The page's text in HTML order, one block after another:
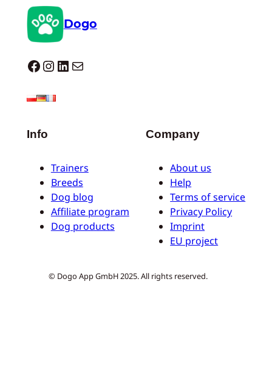
Dogo
Dogo facebook InstagramLinkedIn Correo electrónico
Info
Trainers
Breeds
Dog blog
Affiliate program
Dog products
Company
About us
Help
Terms of service
Privacy Policy
Imprint
EU project
© Dogo App GmbH 2025. All rights reserved.